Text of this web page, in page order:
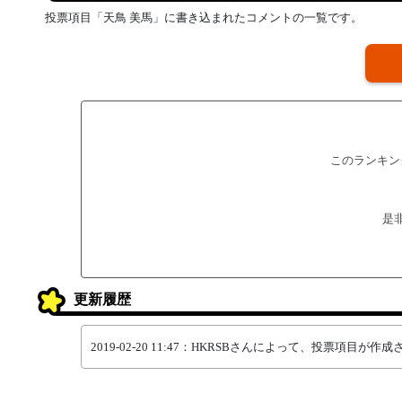
投票項目「天鳥 美馬」に書き込まれたコメントの一覧です。
このランキ
是
更新履歴
2019-02-20 11:47：HKRSBさんによって、投票項目が作成